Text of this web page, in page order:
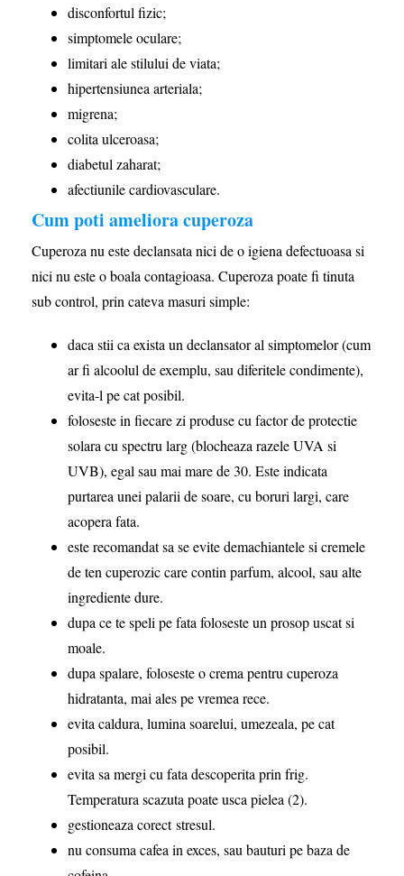
disconfortul fizic;
simptomele oculare;
limitari ale stilului de viata;
hipertensiunea arteriala;
migrena;
colita ulceroasa;
diabetul zaharat;
afectiunile cardiovasculare.
Cum poti ameliora cuperoza
Cuperoza nu este declansata nici de o igiena defectuoasa si
nici nu este o boala contagioasa. Cuperoza poate fi tinuta
sub control, prin cateva masuri simple:
daca stii ca exista un declansator al simptomelor (cum
ar fi alcoolul de exemplu, sau diferitele condimente),
evita-l pe cat posibil.
foloseste in fiecare zi produse cu factor de protectie
solara cu spectru larg (blocheaza razele UVA si
UVB), egal sau mai mare de 30. Este indicata
purtarea unei palarii de soare, cu boruri largi, care
acopera fata.
este recomandat sa se evite demachiantele si cremele
de ten cuperozic care contin parfum, alcool, sau alte
ingrediente dure.
dupa ce te speli pe fata foloseste un prosop uscat si
moale.
dupa spalare, foloseste o crema pentru cuperoza
hidratanta, mai ales pe vremea rece.
evita caldura, lumina soarelui, umezeala, pe cat
posibil.
evita sa mergi cu fata descoperita prin frig.
Temperatura scazuta poate usca pielea (2).
gestioneaza corect stresul.
nu consuma cafea in exces, sau bauturi pe baza de